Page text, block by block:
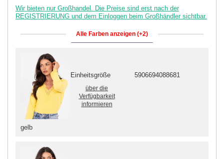
Wir bieten nur Großhandel. Die Preise sind erst nach der
REGISTRIERUNG und dem Einloggen beim Großhändler sichtbar.
Alle Farben anzeigen (+2)
gelb
Einheitsgröße 5906694088681
über die
Verfügbarkeit
informieren